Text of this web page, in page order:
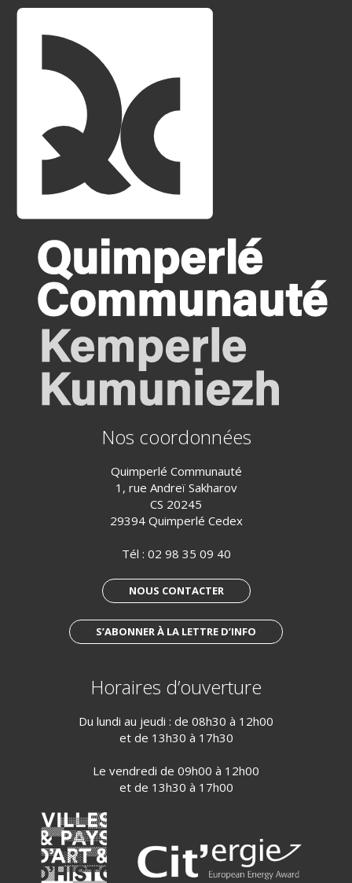
Nos coordonnées
Quimperlé Communauté
1, rue Andreï Sakharov
CS 20245
29394 Quimperlé Cedex
Tél : 02 98 35 09 40
NOUS CONTACTER
S’ABONNER À LA LETTRE D’INFO
Horaires d’ouverture
Du lundi au jeudi : de 08h30 à 12h00
et de 13h30 à 17h30
Le vendredi de 09h00 à 12h00
et de 13h30 à 17h00